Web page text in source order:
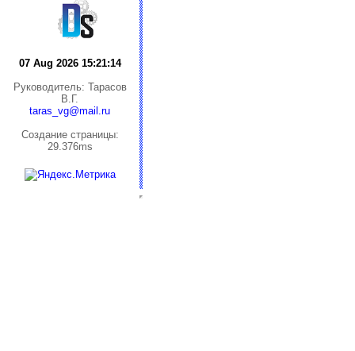
07 Aug 2026 15:21:14
Руководитель: Тарасов
В.Г.
taras_vg@mail.ru
Cоздание страницы:
29.376ms